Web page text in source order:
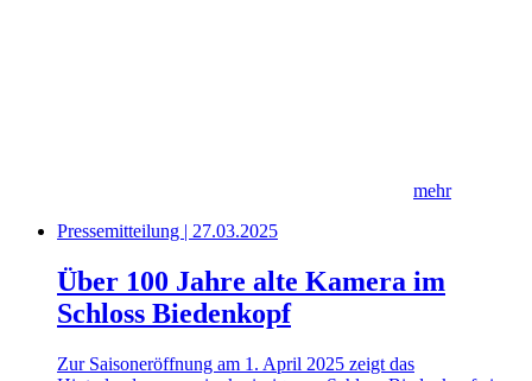
mehr
Pressemitteilung | 27.03.2025
Über 100 Jahre alte Kamera im
Schloss Biedenkopf
Zur Saisoneröffnung am 1. April 2025 zeigt das